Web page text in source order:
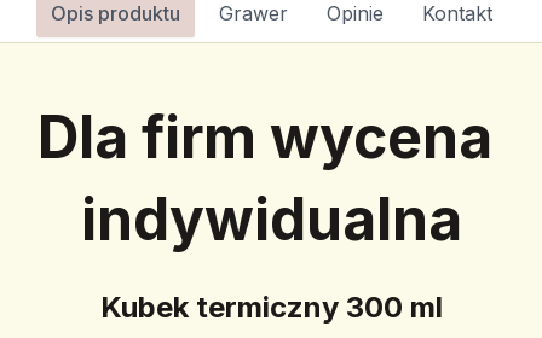
Opis produktu Grawer Opinie Kontakt
Dla firm wycena
indywidualna
Kubek termiczny 300 ml